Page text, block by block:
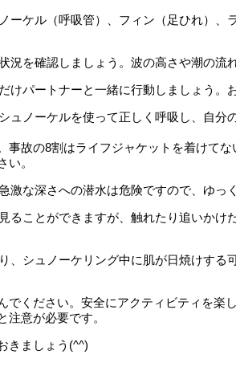
ーケル（呼吸管）、フィン（足ひれ）
を確認しましょう。波の高さや潮の
パートナーと一緒に行動しましょう。
ュノーケルを使って正しく呼吸し、自
故の8割はライフジャケットを着けてな
。
な深さへの潜水は危険ですので、ゆ
ることができますが、触れたり追いか
、シュノーケリング中に肌が日焼けす
ください。安全にアクティビティを
意が必要です。
きましょう(^^)